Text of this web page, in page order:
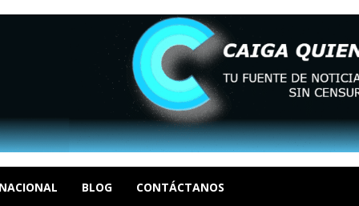
BLOG CONTÁCTANOS
I por la libertad inmediata de l... AGOSTO 5, 2026
revisión de su solicitud de l... AGOSTO 5, 2026
entrada masiva de inmigrantes a Ceut...